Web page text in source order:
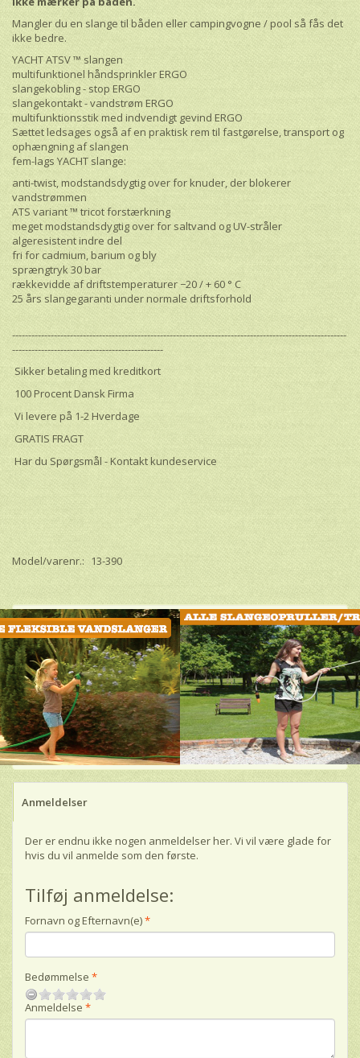
Mangler du en slange til båden eller campingvogne / pool så fås det
ikke bedre.
YACHT ATSV ™ slangen
multifunktionel håndsprinkler ERGO
slangekobling - stop ERGO
slangekontakt - vandstrøm ERGO
multifunktionsstik med indvendigt gevind ERGO
Sættet ledsages også af en praktisk rem til fastgørelse, transport og
ophængning af slangen
fem-lags YACHT slange:
anti-twist, modstandsdygtig over for knuder, der blokerer
vandstrømmen
ATS variant ™ tricot forstærkning
meget modstandsdygtig over for saltvand og UV-stråler
algeresistent indre del
fri for cadmium, barium og bly
sprængtryk 30 bar
rækkevidde af driftstemperaturer −20 / + 60 ° C
25 års slangegaranti under normale driftsforhold
--------------------------------------------------------------------------------------------------------
-----------------------------------------------
Sikker betaling med kreditkort
100 Procent Dansk Firma
Vi levere på 1-2 Hverdage
GRATIS FRAGT
Har du Spørgsmål - Kontakt kundeservice
Model/varenr.: 13-390
Anmeldelser
Der er endnu ikke nogen anmeldelser her. Vi vil være glade for
hvis du vil anmelde som den første.
Tilføj anmeldelse:
Fornavn og Efternavn(e)
Bedømmelse
Anmeldelse